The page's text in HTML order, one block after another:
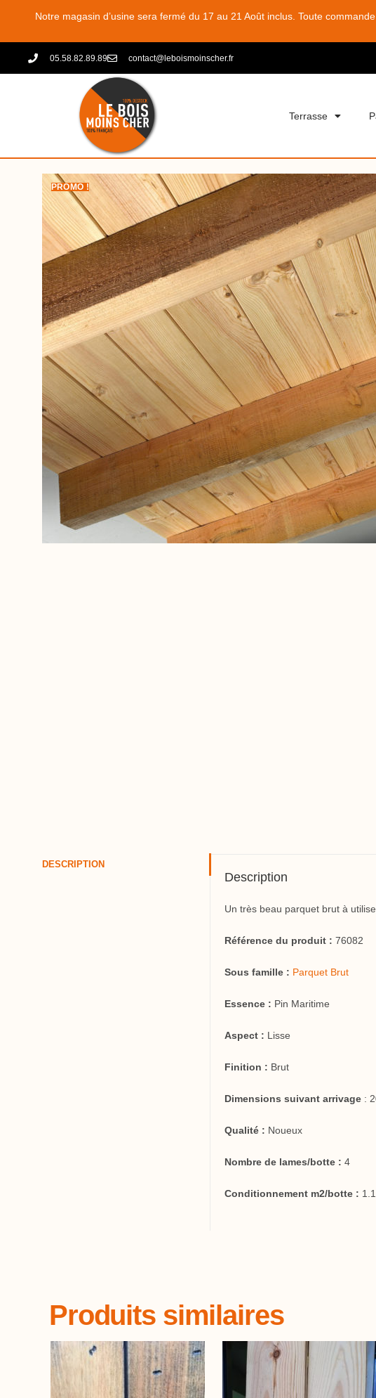
Notre magasin d’usine sera fermé du 17 au 21 Août inclus. Toute
05.58.82.89.89 contact@leboismoinscher.fr
Terrasse
PROMO !
DESCRIPTION
Description
Un très beau parquet brut à
Référence du produit : 76082
Sous famille : Parquet Brut
Essence : Pin Maritime
Aspect : Lisse
Finition : Brut
Dimensions suivant arrivage:
Qualité : Noueux
Nombre de lames/botte : 4
Conditionnement m2/botte :
Produits similaires